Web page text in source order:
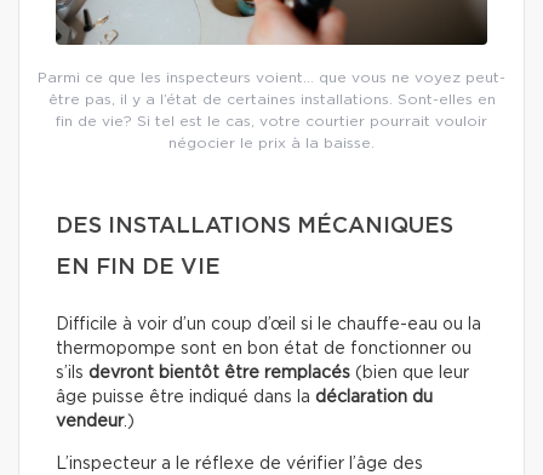
Parmi ce que les inspecteurs voient… que vous ne voyez peut-
être pas, il y a l’état de certaines installations. Sont-elles en
fin de vie? Si tel est le cas, votre courtier pourrait vouloir
négocier le prix à la baisse.
DES INSTALLATIONS MÉCANIQUES
EN FIN DE VIE
Difficile à voir d’un coup d’œil si le chauffe-eau ou la
thermopompe sont en bon état de fonctionner ou
s’ils devront bientôt être remplacés (bien que leur
âge puisse être indiqué dans la déclaration du
vendeur.)
L’inspecteur a le réflexe de vérifier l’âge des